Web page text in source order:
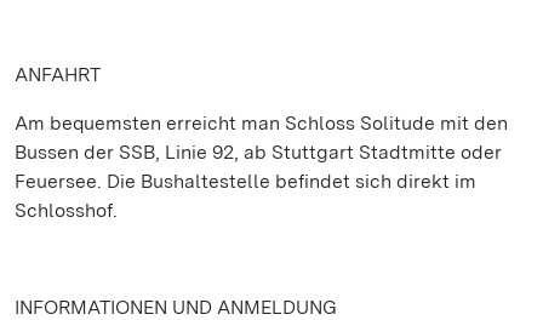
ANFAHRT
Am bequemsten erreicht man Schloss Solitude mit den
Bussen der SSB, Linie 92, ab Stuttgart Stadtmitte oder
Feuersee. Die Bushaltestelle befindet sich direkt im
Schlosshof.
INFORMATIONEN UND ANMELDUNG